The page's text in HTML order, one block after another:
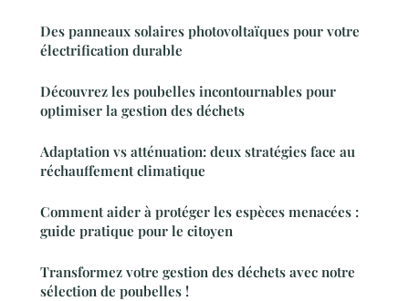
Des panneaux solaires photovoltaïques pour votre
électrification durable
Découvrez les poubelles incontournables pour
optimiser la gestion des déchets
Adaptation vs atténuation: deux stratégies face au
réchauffement climatique
Comment aider à protéger les espèces menacées :
guide pratique pour le citoyen
Transformez votre gestion des déchets avec notre
sélection de poubelles !